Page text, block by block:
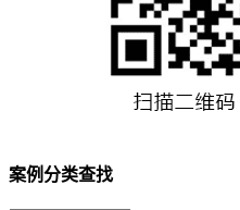
案例分类查找